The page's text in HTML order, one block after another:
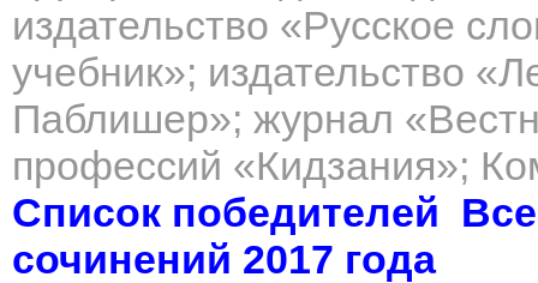
издательство «Русское
учебник»; издательство
Паблишер»; журнал
профессий «Кидзания»;
Список победителей
сочинений 2017 года